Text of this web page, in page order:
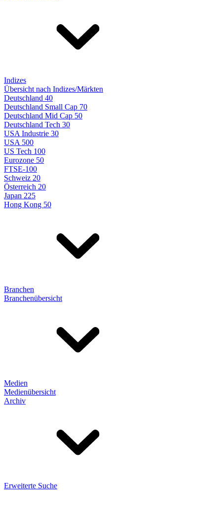
Indizes
Übersicht nach Indizes/Märkten
Deutschland 40
Deutschland Small Cap 70
Deutschland Mid Cap 50
Deutschland Tech 30
USA Industrie 30
USA 500
US Tech 100
Eurozone 50
FTSE-100
Schweiz 20
Österreich 20
Japan 225
Hong Kong 50
Branchen
Branchenübersicht
Medien
Medienübersicht
Archiv
Erweiterte Suche